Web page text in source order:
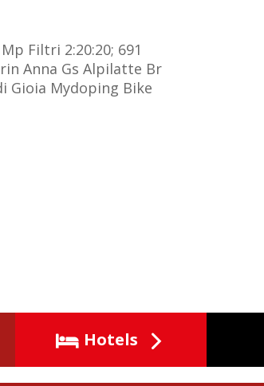
Filtri 2:20:20; 691
Anna Gs Alpilatte Br
Gioia Mydoping Bike
Hotels